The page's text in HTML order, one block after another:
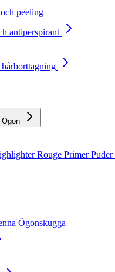
peeling
antiperspirant
Ögon
Rouge PrimerPuder
Ögonskugga